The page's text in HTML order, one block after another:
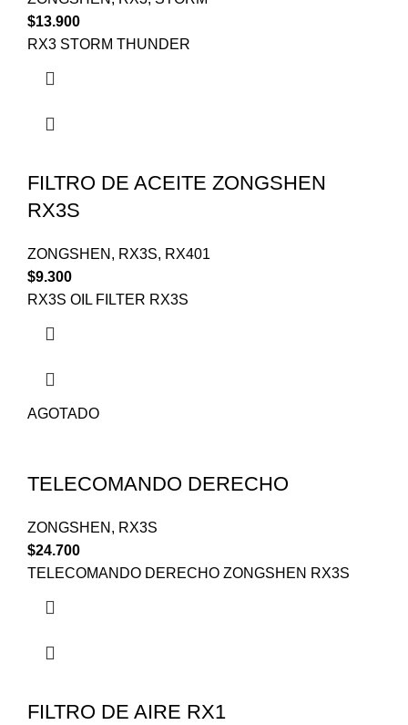
$13.900
RX3 STORM THUNDER
FILTRO DE ACEITE ZONGSHEN
RX3S
ZONGSHEN , RX3S, RX401
$9.300
RX3S OIL FILTER RX3S
AGOTADO
TELECOMANDO DERECHO
ZONGSHEN , RX3S
$24.700
TELECOMANDO DERECHO ZONGSHEN RX3S
FILTRO DE AIRE RX1